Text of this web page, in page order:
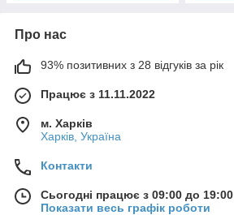
Про нас
93% позитивних з 28 відгуків за рік
Працює з 11.11.2022
м. Харків
Харків, Україна
Контакти
Сьогодні працює з 09:00 до 19:00
Показати весь графік роботи